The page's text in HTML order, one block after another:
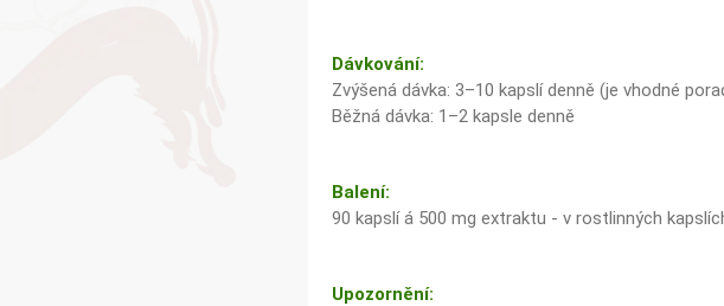
Dávkování:
Zvýšená dávka: 3–10 kapslí denně (je vhodné
Běžná dávka: 1–2 kapsle denně
Balení:
90 kapslí á 500 mg extraktu - v rostlinných
Upozornění: